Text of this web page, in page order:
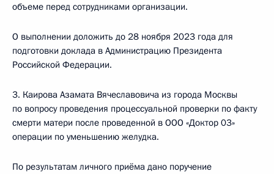
объеме перед сотрудниками организации.
О выполнении доложить до 28 ноября 2023 года для
подготовки доклада в Администрацию Президента
Российской Федерации.
3. Каирова Азамата Вячеславовича из города Москвы
по вопросу проведения процессуальной проверки по факту
смерти матери после проведенной в ООО «Доктор 03»
операции по уменьшению желудка.
По результатам личного приёма дано поручение